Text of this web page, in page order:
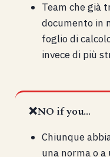
Team che già
documento in
foglio di
invece di più
❌NO if you...
Chiunque
una norma o a